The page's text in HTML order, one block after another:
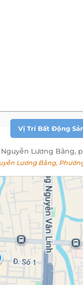
Vị Trí Bất Động
Nguyễn Lương Bằng,
Lương Bằng,